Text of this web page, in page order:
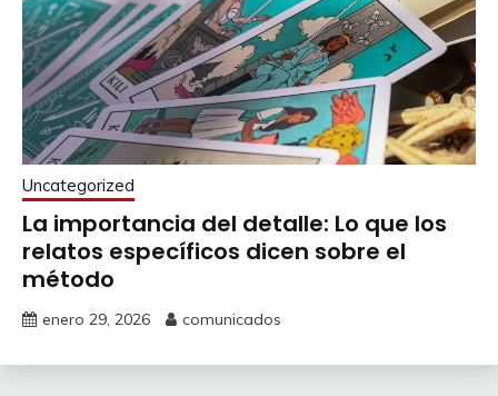
Uncategorized
La importancia del detalle: Lo que los
relatos específicos dicen sobre el
método
enero 29, 2026 comunicados